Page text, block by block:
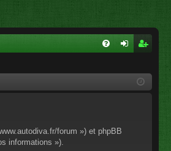
cri
forum ») et phpBB
informations »).